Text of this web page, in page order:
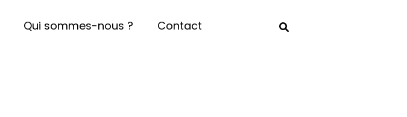
Qui sommes-nous ? Contact